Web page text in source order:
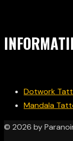
Dotwork
Mandala
© 2026 by